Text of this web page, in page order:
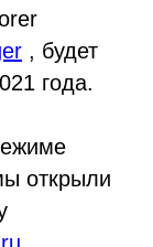
, будет
года.
открыли